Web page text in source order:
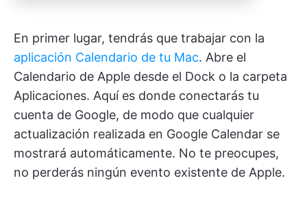
En primer lugar, tendrás que trabajar con la
aplicación Calendario de tu Mac. Abre el
Calendario de Apple desde el Dock o la carpeta
Aplicaciones. Aquí es donde conectarás tu
cuenta de Google, de modo que cualquier
actualización realizada en Google Calendar se
mostrará automáticamente. No te preocupes,
no perderás ningún evento existente de Apple.